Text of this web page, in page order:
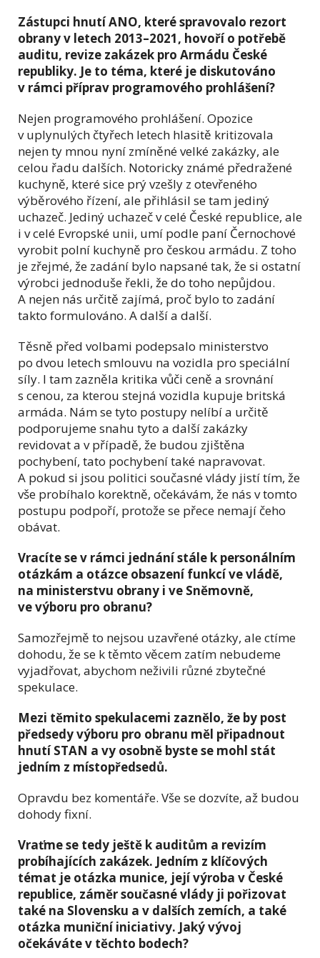
Zástupci hnutí ANO, které spravovalo rezort
obrany v letech 2013–2021, hovoří o potřebě
auditu, revize zakázek pro Armádu České
republiky. Je to téma, které je diskutováno
v rámci příprav programového prohlášení?
Nejen programového prohlášení. Opozice
v uplynulých čtyřech letech hlasitě kritizovala
nejen ty mnou nyní zmíněné velké zakázky, ale
celou řadu dalších. Notoricky známé předražené
kuchyně, které sice prý vzešly z otevřeného
výběrového řízení, ale přihlásil se tam jediný
uchazeč. Jediný uchazeč v celé České republice, ale
i v celé Evropské unii, umí podle paní Černochové
vyrobit polní kuchyně pro českou armádu. Z toho
je zřejmé, že zadání bylo napsané tak, že si ostatní
výrobci jednoduše řekli, že do toho nepůjdou.
A nejen nás určitě zajímá, proč bylo to zadání
takto formulováno. A další a další.
Těsně před volbami podepsalo ministerstvo
po dvou letech smlouvu na vozidla pro speciální
síly. I tam zazněla kritika vůči ceně a srovnání
s cenou, za kterou stejná vozidla kupuje britská
armáda. Nám se tyto postupy nelíbí a určitě
podporujeme snahu tyto a další zakázky
revidovat a v případě, že budou zjištěna
pochybení, tato pochybení také napravovat.
A pokud si jsou politici současné vlády jistí tím, že
vše probíhalo korektně, očekávám, že nás v tomto
postupu podpoří, protože se přece nemají čeho
obávat.
Vracíte se v rámci jednání stále k personálním
otázkám a otázce obsazení funkcí ve vládě,
na ministerstvu obrany i ve Sněmovně,
ve výboru pro obranu?
Samozřejmě to nejsou uzavřené otázky, ale ctíme
dohodu, že se k těmto věcem zatím nebudeme
vyjadřovat, abychom neživili různé zbytečné
spekulace.
Mezi těmito spekulacemi zaznělo, že by post
předsedy výboru pro obranu měl připadnout
hnutí STAN a vy osobně byste se mohl stát
jedním z místopředsedů.
Opravdu bez komentáře. Vše se dozvíte, až budou
dohody fixní.
Vraťme se tedy ještě k auditům a revizím
probíhajících zakázek. Jedním z klíčových
témat je otázka munice, její výroba v České
republice, záměr současné vlády ji pořizovat
také na Slovensku a v dalších zemích, a také
otázka muniční iniciativy. Jaký vývoj
očekáváte v těchto bodech?